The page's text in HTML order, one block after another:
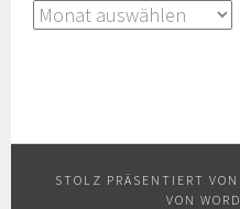
Archive
STOLZ PRÄSENTIERT VON
VON